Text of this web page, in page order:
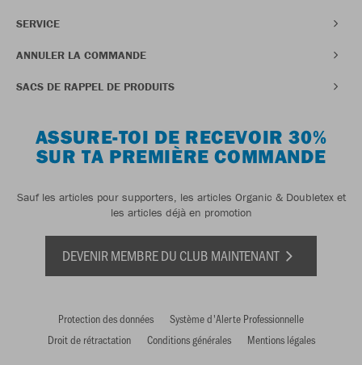
SERVICE
ANNULER LA COMMANDE
SACS DE RAPPEL DE PRODUITS
ASSURE-TOI DE RECEVOIR 30%
SUR TA PREMIÈRE COMMANDE
Sauf les articles pour supporters, les articles Organic & Doubletex et
les articles déjà en promotion
DEVENIR MEMBRE DU CLUB MAINTENANT
Protection des données
Système d'Alerte Professionnelle
Droit de rétractation
Conditions générales Mentions légales